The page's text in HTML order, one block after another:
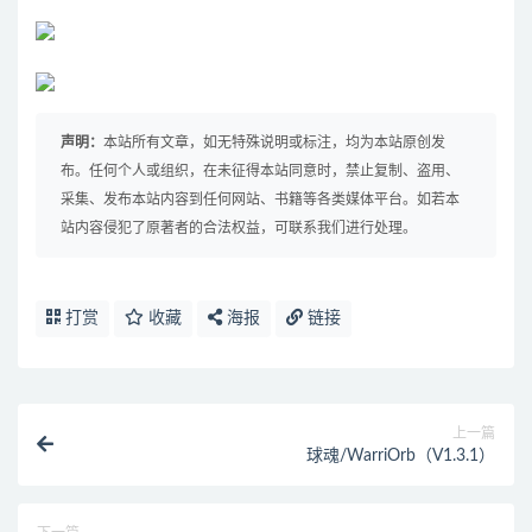
声明： 本站所有文章，如无特殊说明或标注，均为本站原创发
布。任何个人或组织，在未征得本站同意时，禁止复制、盗用、
采集、发布本站内容到任何网站、书籍等各类媒体平台。如若本
站内容侵犯了原著者的合法权益，可联系我们进行处理。
打赏 收藏 海报 链接
上一篇
球魂/WarriOrb（V1.3.1）